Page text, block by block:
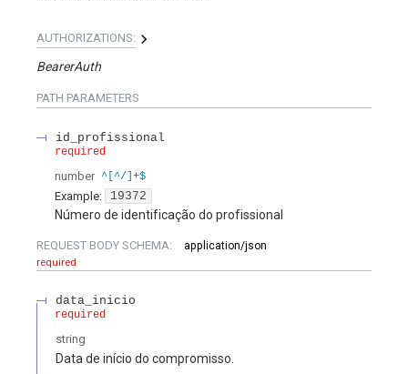
AUTHORIZATIONS:
BearerAuth
PATH PARAMETERS
id_profissional
required
number ^[^/]+$
Example: 19372
Número de identificação do profissional
REQUEST BODY SCHEMA:
application/json
required
data_inicio
required
string
Data de início do compromisso.